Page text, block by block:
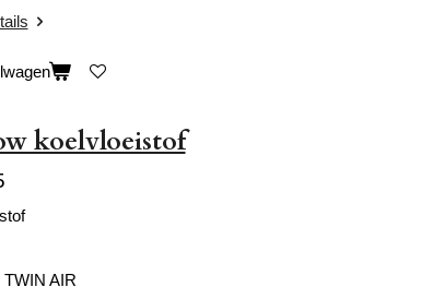
koelvloeistof
TWIN AIR